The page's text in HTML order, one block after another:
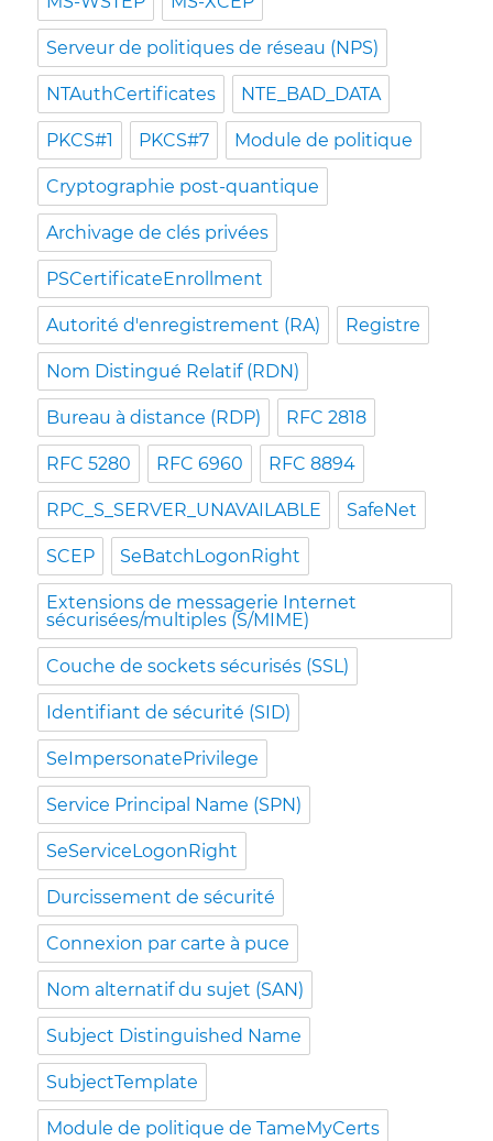
Serveur de politiques de réseau (NPS)
NTAuthCertificates NTE_BAD_DATA
PKCS#1 PKCS#7 Module de politique
Cryptographie post-quantique
Archivage de clés privées
PSCertificateEnrollment
Autorité d'enregistrement (RA) Registre
Nom Distingué Relatif (RDN)
Bureau à distance (RDP) RFC 2818
RFC 5280 RFC 6960 RFC 8894
RPC_S_SERVER_UNAVAILABLE SafeNet
SCEP SeBatchLogonRight
Extensions de messagerie Internet
sécurisées/multiples (S/MIME)
Couche de sockets sécurisés (SSL)
Identifiant de sécurité (SID)
SeImpersonatePrivilege
Service Principal Name (SPN)
SeServiceLogonRight
Durcissement de sécurité
Connexion par carte à puce
Nom alternatif du sujet (SAN)
Subject Distinguished Name
SubjectTemplate
Module de politique de TameMyCerts